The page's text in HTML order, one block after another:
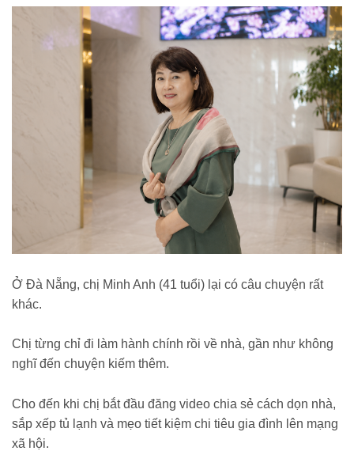
Ở Đà Nẵng, chị Minh Anh (41 tuổi) lại có câu chuyện rất
khác.
Chị từng chỉ đi làm hành chính rồi về nhà, gần như không
nghĩ đến chuyện kiếm thêm.
Cho đến khi chị bắt đầu đăng video chia sẻ cách dọn nhà,
sắp xếp tủ lạnh và mẹo tiết kiệm chi tiêu gia đình lên mạng
xã hội.